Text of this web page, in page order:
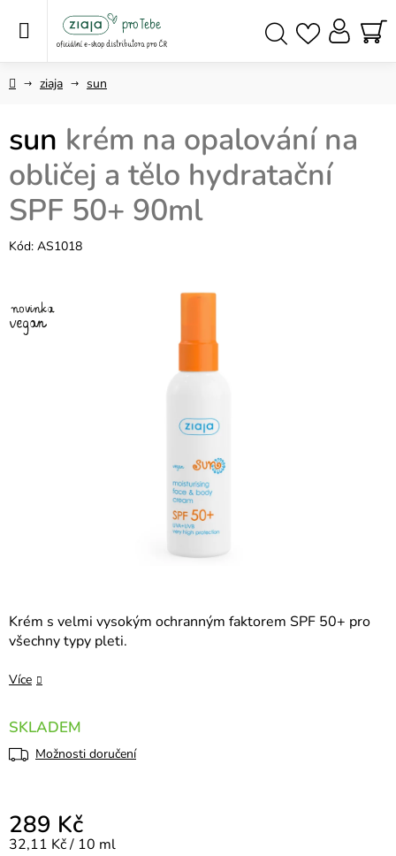
Domůziaja sun
Krém s velmi vysokým ochranným faktorem SPF 50+ pro
všechny typy pleti.
Více
SKLADEM
Možnosti doručení
289 Kč
Měrná cena:
32,11 Kč / 10 ml
sun krém na opalování na
obličej a tělo hydratační
SPF 50+ 90ml
Kód: AS1018